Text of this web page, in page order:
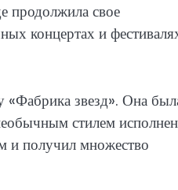
продолжила свое
концертах и
«Фабрика звезд». Она
стилем
и получил множество